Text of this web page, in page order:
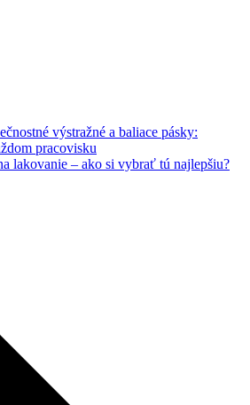
výstražné a baliace pásky:
pracovisku
lakovanie – ako si vybrať tú najlepšiu?